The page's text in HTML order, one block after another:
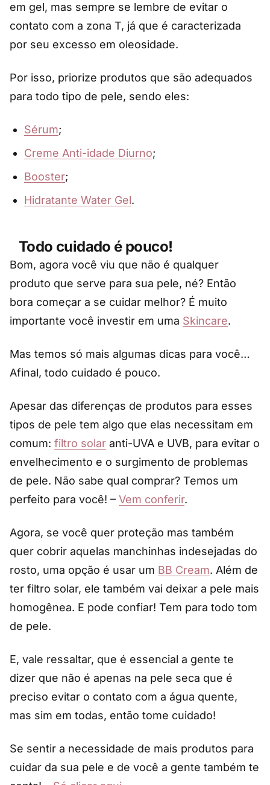
em gel, mas sempre se lembre de evitar o
contato com a zona T, já que é caracterizada
por seu excesso em oleosidade.
Por isso, priorize produtos que são adequados
para todo tipo de pele, sendo eles:
Sérum;
Creme Anti-idade Diurno;
Booster;
Hidratante Water Gel.
Todo cuidado é pouco!
Bom, agora você viu que não é qualquer
produto que serve para sua pele, né? Então
bora começar a se cuidar melhor? É muito
importante você investir em uma Skincare.
Mas temos só mais algumas dicas para você…
Afinal, todo cuidado é pouco.
Apesar das diferenças de produtos para esses
tipos de pele tem algo que elas necessitam em
comum: filtro solar anti-UVA e UVB, para evitar o
envelhecimento e o surgimento de problemas
de pele. Não sabe qual comprar? Temos um
perfeito para você! – Vem conferir.
Agora, se você quer proteção mas também
quer cobrir aquelas manchinhas indesejadas do
rosto, uma opção é usar um BB Cream. Além de
ter filtro solar, ele também vai deixar a pele mais
homogênea. E pode confiar! Tem para todo tom
de pele.
E, vale ressaltar, que é essencial a gente te
dizer que não é apenas na pele seca que é
preciso evitar o contato com a água quente,
mas sim em todas, então tome cuidado!
Se sentir a necessidade de mais produtos para
cuidar da sua pele e de você a gente também te